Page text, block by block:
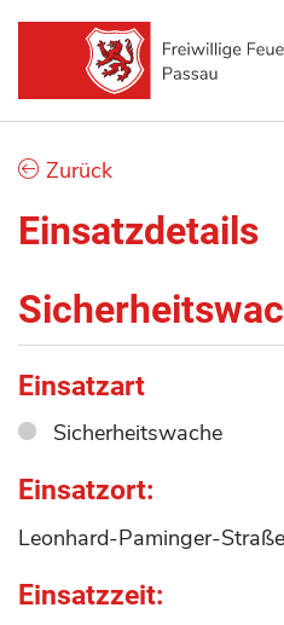
Bürgerinformation
Kontakt
Zurück
Einsatzdetails
Einsatzart
Sicherheitswache
Einsatzort:
Leonhard-Paminger-Straße
Einsatzzeit: